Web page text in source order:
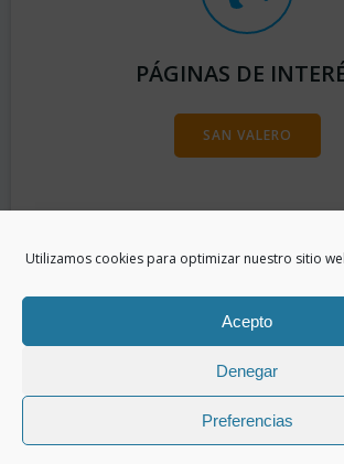
Utilizamos cookies para optimizar nuestro sitio
Acepto
Denegar
Preferencias
PÁGINAS DE
SAN VALERO